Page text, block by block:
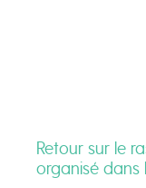
Retour sur le
organisé dans